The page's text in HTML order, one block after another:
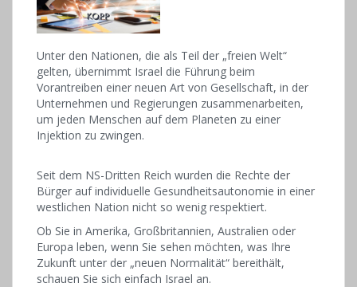
Unter den Nationen, die als Teil der „freien Welt“
gelten, übernimmt Israel die Führung beim
Vorantreiben einer neuen Art von Gesellschaft, in der
Unternehmen und Regierungen zusammenarbeiten,
um jeden Menschen auf dem Planeten zu einer
Injektion zu zwingen.
Seit dem NS-Dritten Reich wurden die Rechte der
Bürger auf individuelle Gesundheitsautonomie in einer
westlichen Nation nicht so wenig respektiert.
Ob Sie in Amerika, Großbritannien, Australien oder
Europa leben, wenn Sie sehen möchten, was Ihre
Zukunft unter der „neuen Normalität“ bereithält,
schauen Sie sich einfach Israel an.